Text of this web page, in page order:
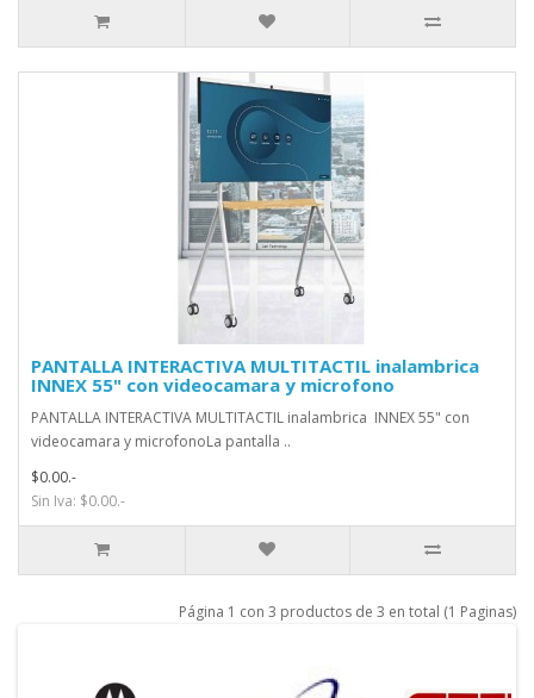
PANTALLA INTERACTIVA MULTITACTIL inalambrica
INNEX 55" con videocamara y microfono
PANTALLA INTERACTIVA MULTITACTIL inalambrica INNEX 55" con
videocamara y microfonoLa pantalla ..
$0.00.-
Sin Iva: $0.00.-
Página 1 con 3 productos de 3 en total (1 Paginas)